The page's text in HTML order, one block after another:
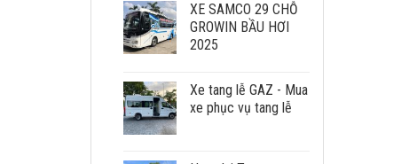
XE SAMCO 29 CHỖ
GROWIN BẦU HƠI
2025
Xe tang lễ GAZ - Mua
xe phục vụ tang lễ